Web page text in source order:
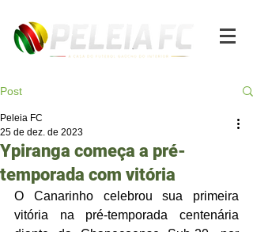
Post
Ypiranga começa a pré-
temporada com vitória
Peleia FC
25 de dez. de 2023
O Canarinho celebrou sua primeira
vitória na pré-temporada centenária